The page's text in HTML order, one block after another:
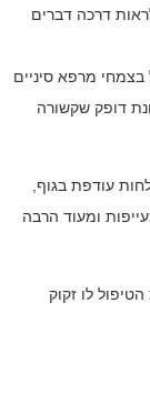
דרכה דברים
מרפא סיניים
דופק שקשורה
עודפת בגוף,
ומעוד הרבה
לו זקוק